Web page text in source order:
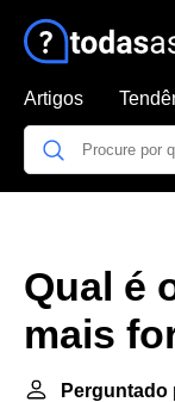
Artigos
Qual é
mais
Perguntado